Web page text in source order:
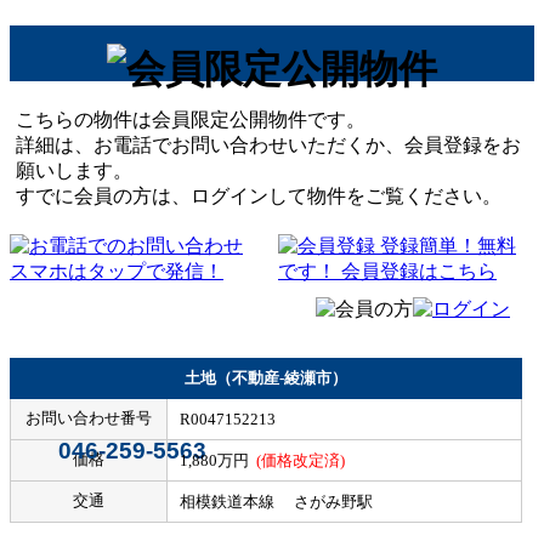
こちらの物件は会員限定公開物件です。
詳細は、お電話でお問い合わせいただくか、会員登録をお
願いします。
すでに会員の方は、ログインして物件をご覧ください。
046-259-5563
土地（不動産-綾瀬市）
お問い合わせ番号 R0047152213
価格 1,880万円 (価格改定済)
交通 相模鉄道本線 さがみ野駅